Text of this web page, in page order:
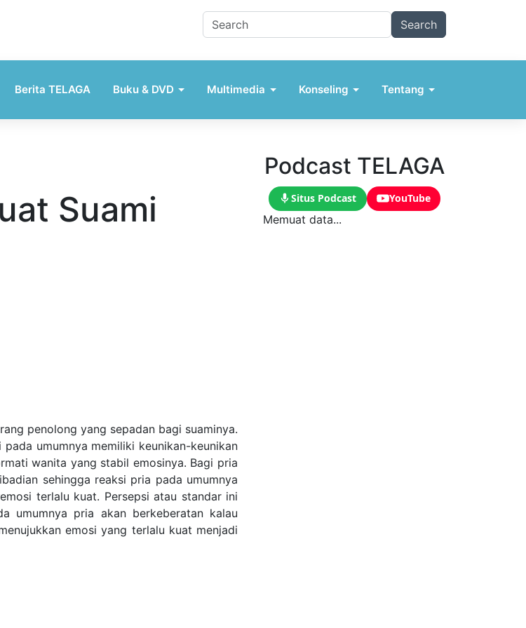
Berita TELAGA Buku & DVD Multimedia Konseling Tentang
Suami
penolong yang sepadan bagi suaminya.
umumnya memiliki keunikan-keunikan
wanita yang stabil emosinya. Bagi pria
sehingga reaksi pria pada umumnya
terlalu kuat. Persepsi atau standar ini
umumnya pria akan berkeberatan kalau
emosi yang terlalu kuat menjadi
Podcast TELAGA
Situs Podcast YouTube
Memuat data...